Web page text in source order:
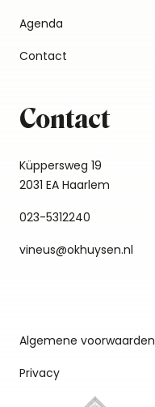
Agenda
Contact
Contact
Küppersweg 19
2031 EA Haarlem
023-5312240
vineus@okhuysen.nl
Algemene voorwaarden
Privacy